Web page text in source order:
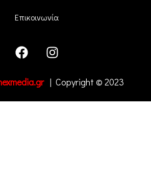
Επικοινωνία
| Copyright © 2023